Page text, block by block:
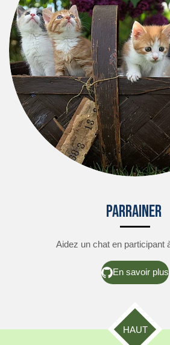
PARRAINER
Aidez un chat en participant
En savoir plus
HAUT